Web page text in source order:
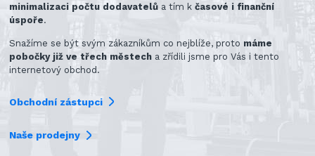
minimalizaci počtu dodavatelů a tím kčasové i finanční
úspoře.
Snažíme se být svým zákazníkům co nejblíže, proto máme
pobočky již ve třech městech a zřídili jsme pro Vás i tento
internetový obchod.
Obchodní zástupci
Naše prodejny